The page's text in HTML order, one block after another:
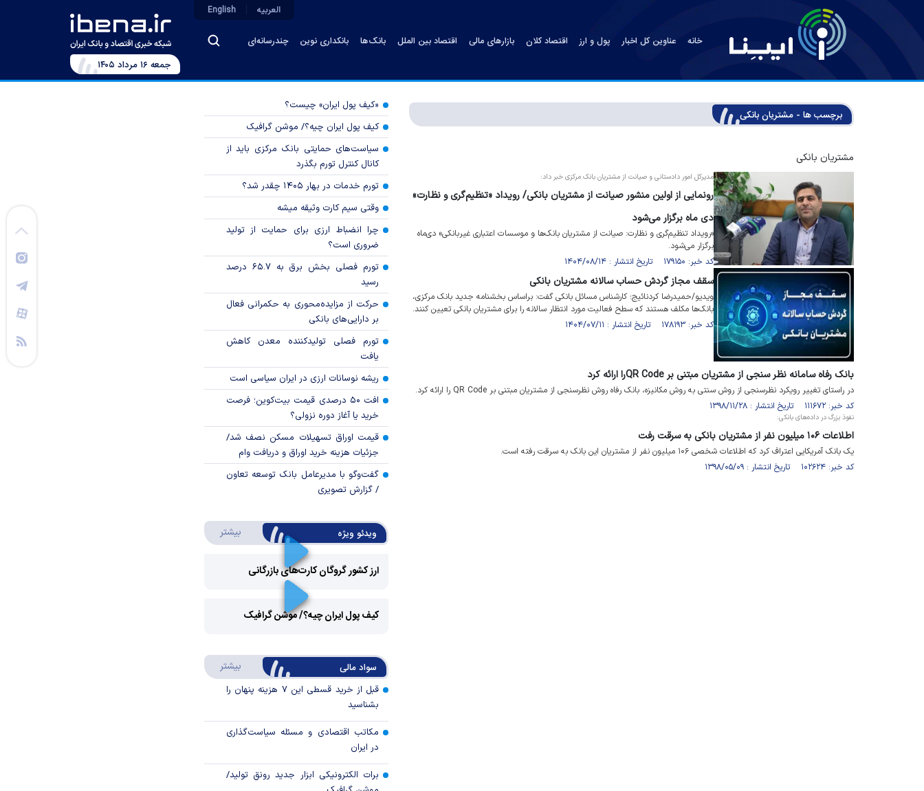
خانه عناوین کل اخبار پول و ارز اقتصاد کلان بازارهای مالی اقتصاد بین الملل بانک‌ها بانکداری نوین چندرسانه‌ای
العربیه English
جمعه ۱۶ مرداد ۱۴۰۵
برچسب ها - مشتریان بانکی
مشتریان بانکی
مدیرکل امور دادستانی و صیانت از مشتریان بانک مرکزی خبر داد:
رونمایی از اولین منشور صیانت از مشتریان بانکی/ رویداد «تنظیم‌گری و نظارت»
دی ماه برگزار می‌شود
«رویداد تنظیم‌گری و نظارت: صیانت از مشتریان بانک‌ها و موسسات اعتباری غیربانکی» دی‌ماه
برگزار می‌شود.
کد خبر: ۱۷۹۱۵۰ تاریخ انتشار : ۱۴۰۴/۰۸/۱۴
سقف مجاز گردش حساب سالانه مشتریان بانکی
ویدیو/حمیدرضا کردنائیج؛ کارشناس مسائل بانکی گفت: براساس بخشنامه جدید بانک مرکزی،
بانک‌ها مکلف هستند که سطح فعالیت مورد انتظار سالانه را برای مشتریان بانکی تعیین کنند.
کد خبر: ۱۷۸۱۹۳ تاریخ انتشار : ۱۴۰۴/۰۷/۱۱
بانک رفاه سامانه نظر سنجی از مشتریان مبتنی بر QR Codeرا ارائه کرد
در راستای تغییر رویکرد نظرسنجی از روش سنتی به روش مکانیزه، بانک رفاه روش نظرسنجی از مشتریان مبتنی بر QR Code را ارائه کرد.
کد خبر: ۱۱۱۶۷۲ تاریخ انتشار : ۱۳۹۸/۱۱/۲۸
نفوذ بزرگ در داده‌های بانکی:
اطلاعات ۱۰۶ میلیون نفر از مشتریان بانکی به سرقت رفت
یک بانک آمریکایی اعتراف کرد که اطلاعات شخصی ۱۰۶ میلیون نفر از مشتریان این بانک به سرقت رفته است.
کد خبر: ۱۰۲۶۲۴ تاریخ انتشار : ۱۳۹۸/۰۵/۰۹
«کیف پول ایران» چیست؟
کیف پول ایران چیه؟/ موشن گرافیک
سیاست‌های حمایتی بانک مرکزی باید از
کانال کنترل تورم بگذرد
تورم خدمات در بهار ۱۴۰۵ چقدر شد؟
وقتی سیم کارت وثیقه میشه
چرا انضباط ارزی برای حمایت از تولید
ضروری است؟
تورم فصلی بخش برق به ۶۵.۷ درصد
رسید
حرکت از مزایده‌محوری به حکمرانی فعال
بر دارایی‌های بانکی
تورم فصلی تولیدکننده معدن کاهش
یافت
ریشه نوسانات ارزی در ایران سیاسی است
افت ۵۰ درصدی قیمت بیت‌کوین؛ فرصت
خرید یا آغاز دوره نزولی؟
قیمت اوراق تسهیلات مسکن نصف شد/
جزئیات هزینه خرید اوراق و دریافت وام
گفت‌وگو با مدیرعامل بانک توسعه تعاون
/ گزارش تصویری
ویدئو ویژه بیشتر درباره ویدئو ویژه
ارز کشور گروگان کارت‌های بازرگانی
Video
کیف پول ایران چیه؟/ موشن گرافیک
سواد مالی بیشتر درباره سواد مالی
قبل از خرید قسطی این ۷ هزینه پنهان را
بشناسید
مکاتب اقتصادی و مسئله سیاست‌گذاری
در ایران
برات الکترونیکی ابزار جدید رونق تولید/